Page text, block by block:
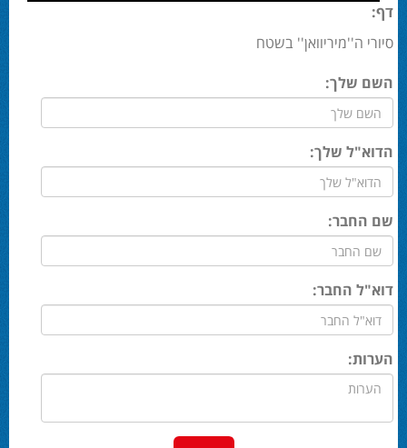
דף:
סיורי ה''מיריוואן'' בשטח
השם שלך:
הדוא"ל שלך:
שם החבר:
דוא"ל החבר:
הערות: